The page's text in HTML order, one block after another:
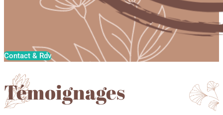
Contact & Rdv
Témoignages